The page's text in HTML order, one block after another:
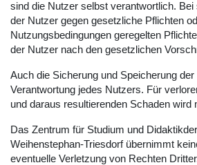
sind die Nutzer selbst verantwortlich.
der Nutzer gegen gesetzliche Pflichten
Nutzungsbedingungen geregelten
der Nutzer nach den gesetzlichen
Auch die Sicherung und Speicherung
Verantwortung jedes Nutzers. Für
und daraus resultierenden Schaden wird
Das Zentrum für Studium und
Weihenstephan-Triesdorf übernimmt
eventuelle Verletzung von Rechten